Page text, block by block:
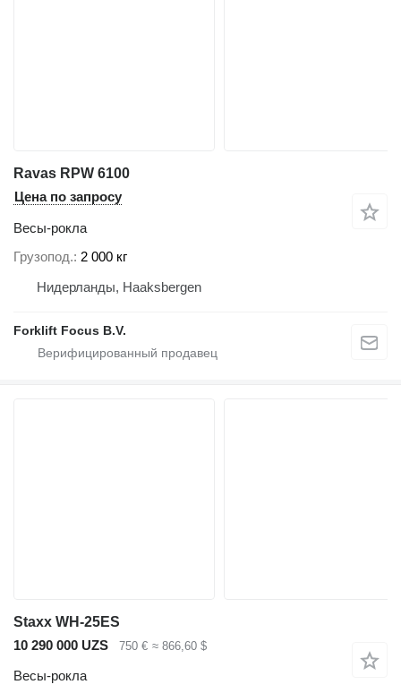
Ravas RPW 6100
Цена по запросу
Весы-рокла
Грузопод. 2 000 кг
Нидерланды, Haaksbergen
Forklift Focus B.V.
Staxx WH-25ES
10 290 000 UZS
750 € ≈ 866,60 $
Весы-рокла